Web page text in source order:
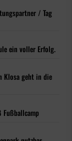
/ Tag
ein voller Erfolg.
Klosa geht in die
Fußballcamp